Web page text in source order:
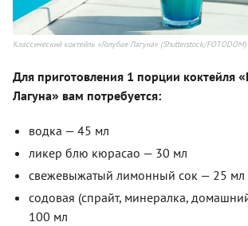
Классический коктейль «Голубая Лагуна» (Shutterstock/FOTODOM)
Для приготовления 1 порции коктейля «
Лагуна» вам потребуется:
водка — 45 мл
ликер блю кюрасао — 30 мл
свежевыжатый лимонный сок — 25 мл
содовая (спрайт, минералка,
100 мл